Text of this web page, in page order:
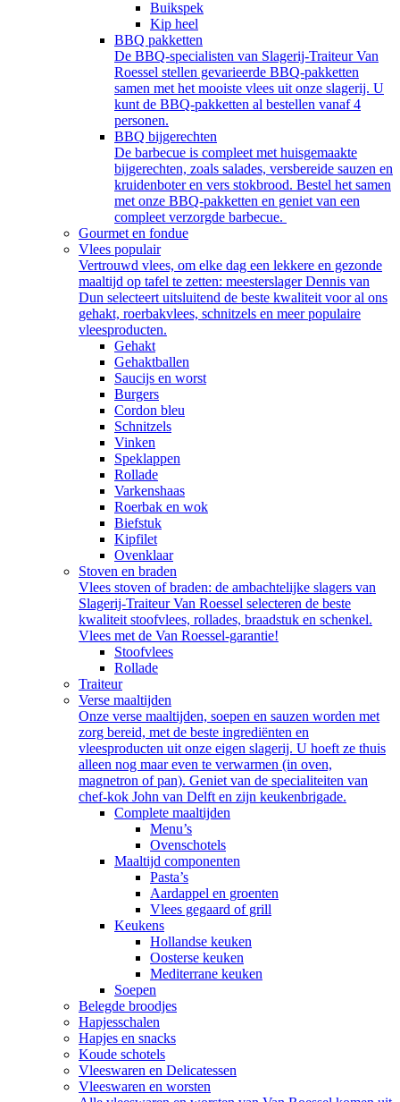
Buikspek
Kip heel
BBQ pakketten
De BBQ-specialisten van Slagerij-Traiteur Van
Roessel stellen gevarieerde BBQ-pakketten
samen met het mooiste vlees uit onze slagerij. U
kunt de BBQ-pakketten al bestellen vanaf 4
personen.
BBQ bijgerechten
De barbecue is compleet met huisgemaakte
bijgerechten, zoals salades, versbereide sauzen en
kruidenboter en vers stokbrood. Bestel het samen
met onze BBQ-pakketten en geniet van een
compleet verzorgde barbecue.
Gourmet en fondue
Vlees populair
Vertrouwd vlees, om elke dag een lekkere en gezonde
maaltijd op tafel te zetten: meesterslager Dennis van
Dun selecteert uitsluitend de beste kwaliteit voor al ons
gehakt, roerbakvlees, schnitzels en meer populaire
vleesproducten.
Gehakt
Gehaktballen
Saucijs en worst
Burgers
Cordon bleu
Schnitzels
Vinken
Speklappen
Rollade
Varkenshaas
Roerbak en wok
Biefstuk
Kipfilet
Ovenklaar
Stoven en braden
Vlees stoven of braden: de ambachtelijke slagers van
Slagerij-Traiteur Van Roessel selecteren de beste
kwaliteit stoofvlees, rollades, braadstuk en schenkel.
Vlees met de Van Roessel-garantie!
Stoofvlees
Rollade
Traiteur
Verse maaltijden
Onze verse maaltijden, soepen en sauzen worden met
zorg bereid, met de beste ingrediënten en
vleesproducten uit onze eigen slagerij. U hoeft ze thuis
alleen nog maar even te verwarmen (in oven,
magnetron of pan). Geniet van de specialiteiten van
chef-kok John van Delft en zijn keukenbrigade.
Complete maaltijden
Menu’s
Ovenschotels
Maaltijd componenten
Pasta’s
Aardappel en groenten
Vlees gegaard of grill
Keukens
Hollandse keuken
Oosterse keuken
Mediterrane keuken
Soepen
Belegde broodjes
Hapjesschalen
Hapjes en snacks
Koude schotels
Vleeswaren en Delicatessen
Vleeswaren en worsten